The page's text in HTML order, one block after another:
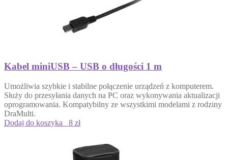
Kabel miniUSB – USB o długości 1 m
Umożliwia szybkie i stabilne połączenie urządzeń z komputerem.
Służy do przesyłania danych na PC oraz wykonywania aktualizacji
oprogramowania. Kompatybilny ze wszystkimi modelami z rodziny
DraMulti.
Dodaj do koszyka
8 zł